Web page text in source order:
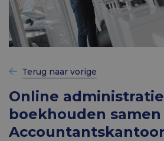
Terug naar vorige
Online
boekhouden